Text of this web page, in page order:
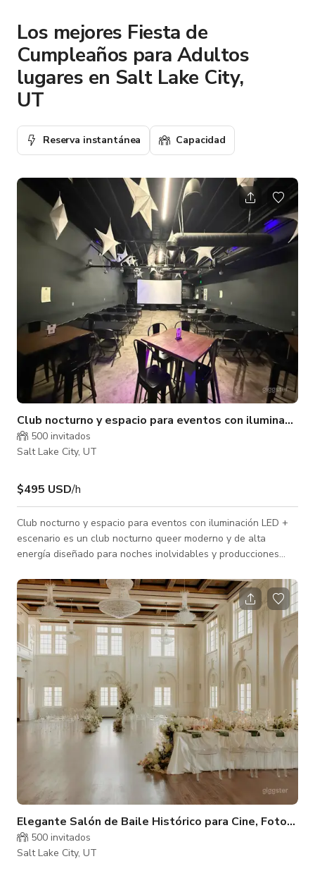
Los mejores Fiesta de
Cumpleaños para Adultos
lugares en Salt Lake City,
UT
Reserva instantánea Capacidad
Club nocturno y espacio para eventos con iluminación
500 invitados
Salt Lake City, UT
$495 USD/h
Club nocturno y espacio para eventos con iluminación LED +
escenario es un club nocturno queer moderno y de alta
energía diseñado para noches inolvidables y producciones
completo y una pista de baile abierta, el lugar es ideal para
eventos privados, activaciones de marca, presentaciones en
vivo y sesiones de fotos o video. El espacio ofrece un diseño
flexible que puede transformarse para coincidir con tu visión,
desde elegante y cine
Elegante Salón de Baile Histórico para Cine,
500 invitados
Salt Lake City, UT